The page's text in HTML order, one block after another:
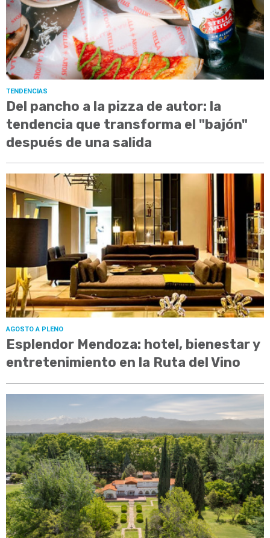
TENDENCIAS
Del pancho a la pizza de autor: la
tendencia que transforma el "bajón"
después de una salida
AGOSTO A PLENO
Esplendor Mendoza: hotel, bienestar y
entretenimiento en la Ruta del Vino